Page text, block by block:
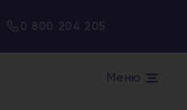
0 800 204 205
Меню